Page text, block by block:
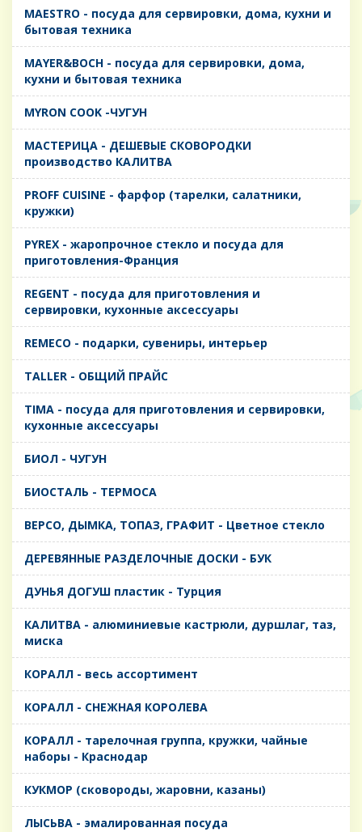
MAESTRO - посуда для сервировки, дома, кухни и
бытовая техника
MAYER&BOCH - посуда для сервировки, дома,
кухни и бытовая техника
MYRON COOK -ЧУГУН
MАСТЕРИЦА - ДЕШЕВЫЕ СКОВОРОДКИ
производство КАЛИТВА
PROFF CUISINE - фарфор (тарелки, салатники,
кружки)
PYREX - жаропрочное стекло и посуда для
приготовления-Франция
REGENT - посуда для приготовления и
сервировки, кухонные аксессуары
REMECO - подарки, сувениры, интерьер
TALLER - ОБЩИЙ ПРАЙС
TIMA - посуда для приготовления и сервировки,
кухонные аксессуары
БИОЛ - ЧУГУН
БИОСТАЛЬ - ТЕРМОСА
ВЕРСО, ДЫМКА, ТОПАЗ, ГРАФИТ - Цветное стекло
ДЕРЕВЯННЫЕ РАЗДЕЛОЧНЫЕ ДОСКИ - БУК
ДУНЬЯ ДОГУШ пластик - Турция
КАЛИТВА - алюминиевые кастрюли, дуршлаг, таз,
миска
КОРАЛЛ - весь ассортимент
КОРАЛЛ - СНЕЖНАЯ КОРОЛЕВА
КОРАЛЛ - тарелочная группа, кружки, чайные
наборы - Краснодар
КУКМОР (сковороды, жаровни, казаны)
ЛЫСЬВА - эмалированная посуда